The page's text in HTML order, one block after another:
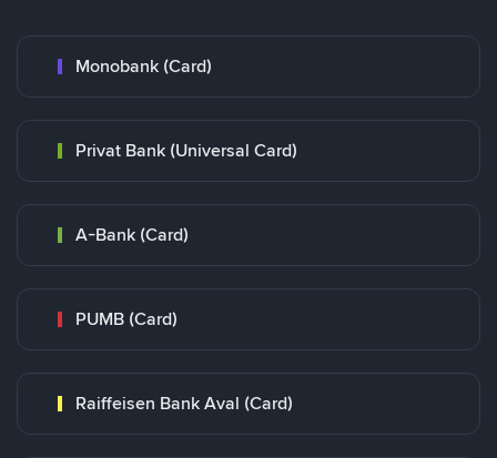
Monobank (Card)
Privat Bank (Universal Card)
A-Bank (Card)
PUMB (Card)
Raiffeisen Bank Aval (Card)